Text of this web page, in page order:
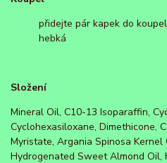
přidejte pár kapek do
hebká
Složení
Mineral Oil, C10-13 Isoparaffin,
Cyclohexasiloxane, Dimethicone,
Myristate, Argania Spinosa Kernel
Hydrogenated Sweet Almond Oil,